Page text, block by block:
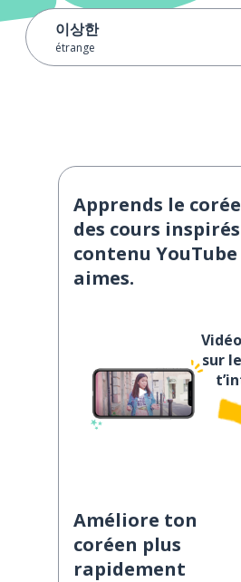
이상한
étrange
Apprends le
des cours
contenu
aimes.
sur
Améliore ton
coréen plus
rapidement